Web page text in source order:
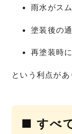
雨水がス
塗装後の
再塗装時
という利点があ
■ すべ